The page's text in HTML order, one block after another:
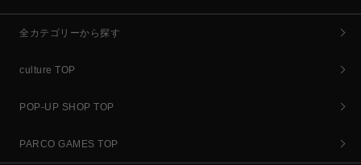
全カテゴリーから探す
culture TOP
POP-UP SHOP TOP
PARCO GAMES TOP